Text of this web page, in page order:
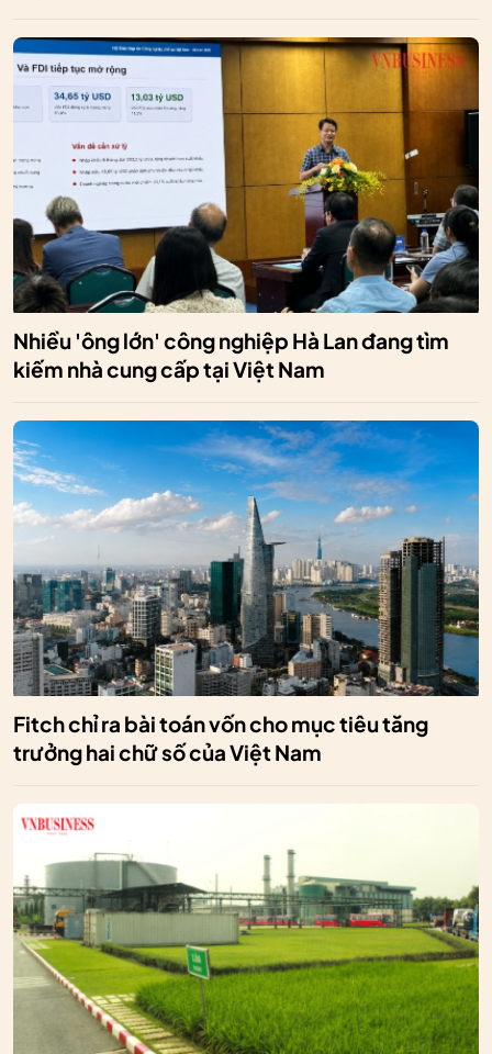
Nhiều 'ông lớn' công nghiệp Hà Lan đang tìm
kiếm nhà cung cấp tại Việt Nam
Fitch chỉ ra bài toán vốn cho mục tiêu tăng
trưởng hai chữ số của Việt Nam